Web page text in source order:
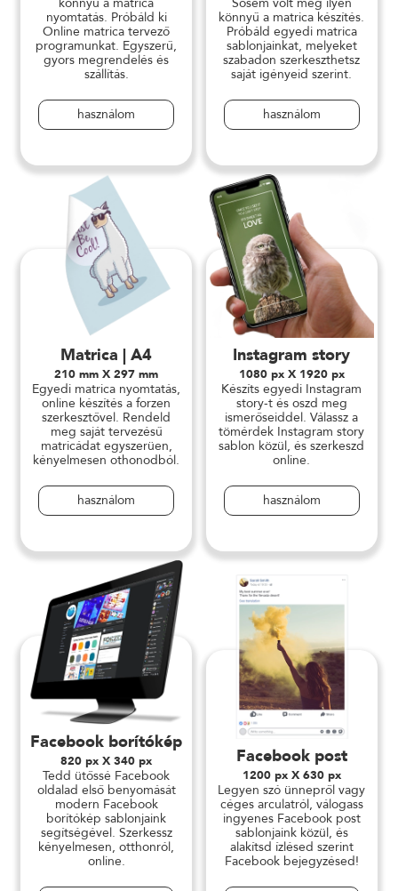
nyomtatás. Próbáld ki
Online matrica tervező
programunkat. Egyszerű,
gyors megrendelés és
szállítás.
használom
könnyű a matrica készítés.
Próbáld egyedi matrica
sablonjainkat, melyeket
szabadon szerkeszthetsz
saját igényeid szerint.
használom
Matrica | A4
210 mm X 297 mm
Egyedi matrica nyomtatás,
online készítés a forzen
szerkesztővel. Rendeld
meg saját tervezésű
matricádat egyszerüen,
kényelmesen othonodból.
használom
Instagram story
1080 px X 1920 px
Készíts egyedi Instagram
story-t és oszd meg
ismerőseiddel. Válassz a
tömérdek Instagram story
sablon közül, és szerkeszd
online.
használom
Facebook borítókép
820 px X 340 px
Tedd ütőssé Facebook
oldalad első benyomását
modern Facebook
borítókép sablonjaink
segítségével. Szerkessz
kényelmesen, otthonról,
online.
Facebook post
1200 px X 630 px
Legyen szó ünnepről vagy
céges arculatról, válogass
ingyenes Facebook post
sablonjaink közül, és
alakítsd ízlésed szerint
Facebook bejegyzésed!